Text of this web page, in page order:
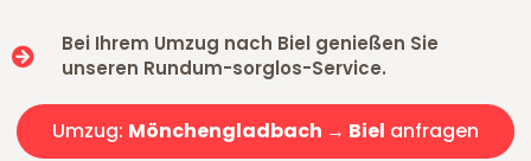
Bei Ihrem Umzug nach Biel genießen Sie
unseren Rundum-sorglos-Service.
Umzug: Mönchengladbach → Biel anfragen